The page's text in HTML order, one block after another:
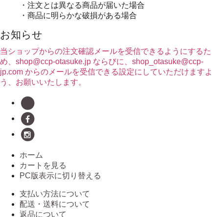
・注文とは異なる商品が届いた場合
・商品に明らかな破損がある場合
お知らせ
当ショップからの注文確認メールを受信できるようにするた
め、shop@ccp-otasuke.jp ならびに、shop_otasuke@ccp-
jp.com からのメールを受信できる設定にしていただけますよ
う、お願いいたします。
ホーム
カートを見る
PC版表示に切り替える
支払い方法について
配送・送料について
返品について